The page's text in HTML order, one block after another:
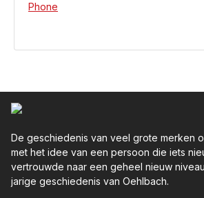
Phone
De geschiedenis van veel grote merken
met het idee van een persoon die iets
vertrouwde naar een geheel nieuw
jarige geschiedenis van Oehlbach.